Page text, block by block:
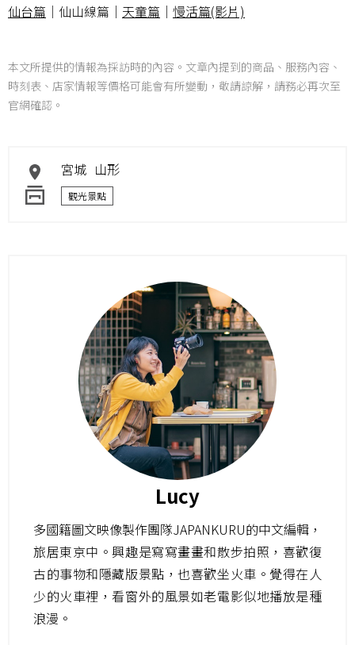
仙台篇 ｜仙山線篇｜ 天童篇 ｜ 慢活篇(影片)
本文所提供的情報為採訪時的內容。文章內提到的商品、服務內容、
時刻表、店家情報等價格可能會有所變動，敬請諒解，請務必再次至
官網確認。
宮城 山形
觀光景點
Lucy
多國籍圖文映像製作團隊JAPANKURU的中文編輯，
旅居東京中。興趣是寫寫畫畫和散步拍照，喜歡復
古的事物和隱藏版景點，也喜歡坐火車。覺得在人
少的火車裡，看窗外的風景如老電影似地播放是種
浪漫。